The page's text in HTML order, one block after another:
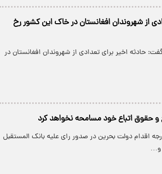
از شهروندان افغانستان در خاک این کشور رخ
حادثه اخیر برای تعدادی از شهروندان افغانستان در
و حقوق اتباع خود مسامحه نخواهد کرد
اقدام دولت بحرین در صدور رای علیه بانک المستقبل
و…